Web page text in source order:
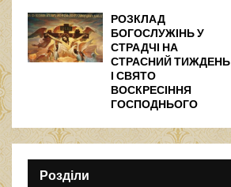
РОЗКЛАД
БОГОСЛУЖІНЬ У
СТРАДЧІ НА
СТРАСНИЙ ТИЖДЕНЬ
І СВЯТО
ВОСКРЕСІННЯ
ГОСПОДНЬОГО
Розділи